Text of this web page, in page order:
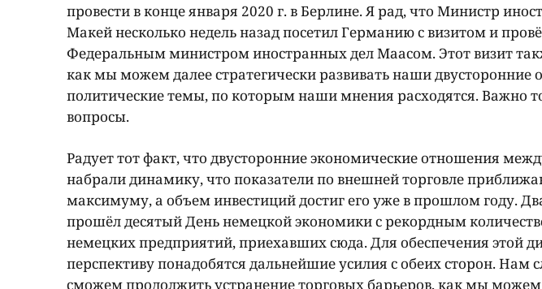
провести в конце января 2020 г. в Берлине. Я рад, что Министр
Макей несколько недель назад посетил Германию с визитом и
Федеральным министром иностранных дел Маасом. Этот визит
как мы можем далее стратегически развивать наши двусторонние
политические темы, по которым наши мнения расходятся. Важно
вопросы.
Радует тот факт, что двусторонние экономические отношения
набрали динамику, что показатели по внешней торговле
максимуму, а объем инвестиций достиг его уже в прошлом году.
прошёл десятый День немецкой экономики с рекордным
немецких предприятий, приехавших сюда. Для обеспечения этой
перспективу понадобятся дальнейшие усилия с обеих сторон. Нам
сможем продолжить устранение торговых барьеров, как мы